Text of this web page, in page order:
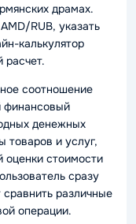
драмах.
RUB, указать
калькулятор
расчет.
соотношение
финансовый
денежных
товаров и услуг,
оценки стоимости
сразу
различные
операции.